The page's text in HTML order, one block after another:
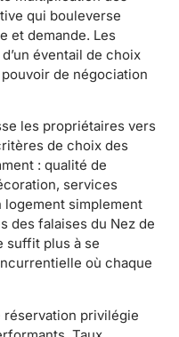
qui bouleverse
et demande. Les
éventail de choix
de négociation
les propriétaires vers
de choix des
: qualité de
services
logement simplement
des falaises du Nez de
suffit plus à se
où chaque
réservation privilégie